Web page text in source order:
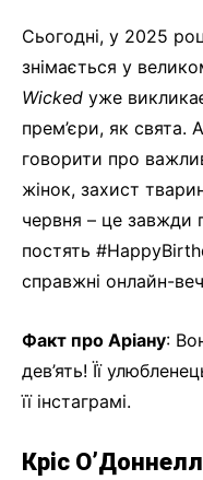
Сьогодні, у 2025
знімається у
Wicked уже
прем’єри, як свята.
говорити про
жінок, захист
червня – це завжди
постять
справжні онлайн-
Факт про Аріану:
дев’ять! Її
її інстаграмі.
Кріс